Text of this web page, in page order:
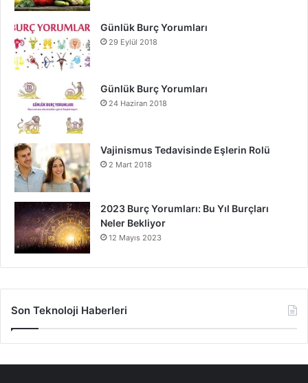
Günlük Burç Yorumları
29 Eylül 2018
Günlük Burç Yorumları
24 Haziran 2018
Vajinismus Tedavisinde Eşlerin Rolü
2 Mart 2018
2023 Burç Yorumları: Bu Yıl Burçları
Neler Bekliyor
12 Mayıs 2023
Son Teknoloji Haberleri